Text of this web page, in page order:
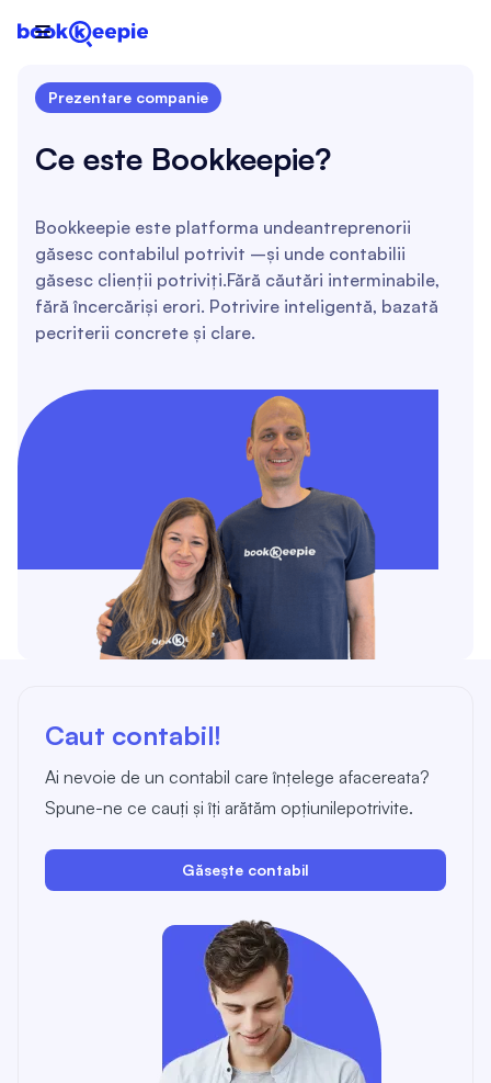

Prezentare companie
Ce este Bookkeepie?
Bookkeepie este platforma undeantreprenorii
găsesc contabilul potrivit –și unde contabilii
găsesc clienții potriviți.Fără căutări interminabile,
fără încercăriși erori. Potrivire inteligentă, bazată
pecriterii concrete și clare.
Caut contabil!
Ai nevoie de un contabil care înțelege afacereata?
Spune-ne ce cauți și îți arătăm opțiunilepotrivite.
Găsește contabil